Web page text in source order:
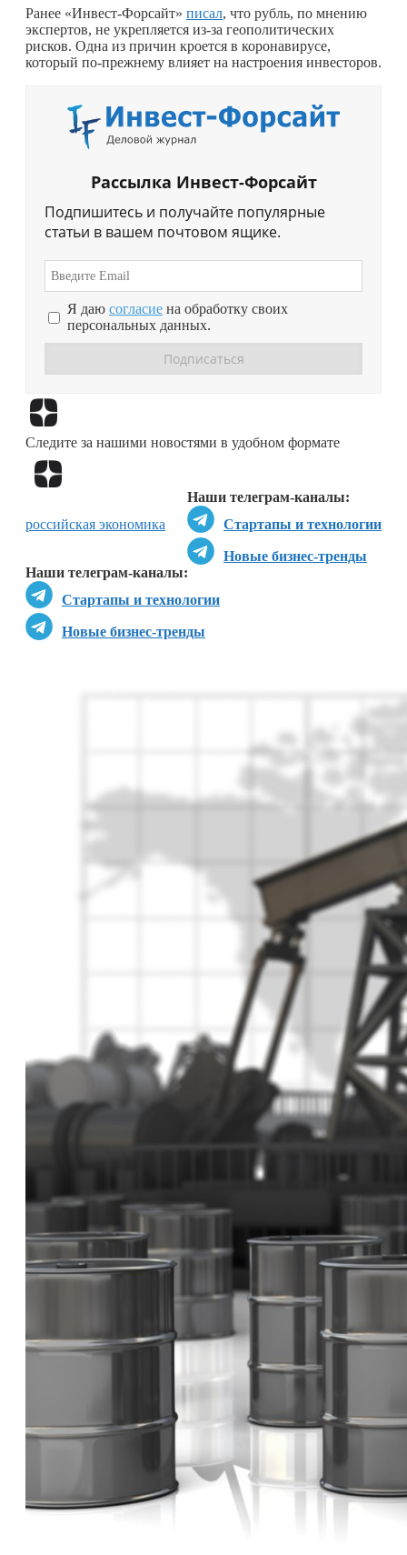
Ранее «Инвест-Форсайт» писал, что рубль, по мнению
экспертов, не укрепляется из-за геополитических
рисков. Одна из причин кроется в коронавирусе,
который по-прежнему влияет на настроения инвесторов.
Рассылка Инвест-Форсайт
Подпишитесь и получайте популярные
статьи в вашем почтовом ящике.
Я даю согласие на обработку своих
персональных данных.
Следите за нашими новостями в удобном формате
Наши телеграм-каналы:
Стартапы и технологии
Новые бизнес-тренды
Наши телеграм-каналы:
Стартапы и технологии
Новые бизнес-тренды
российская экономика